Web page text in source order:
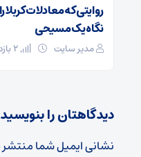
روایتی که معادلات کربلا
نگاه یک مسیحی
مدیر سایت
دیدگاهتان را بنویسید
نشانی ایمیل شما